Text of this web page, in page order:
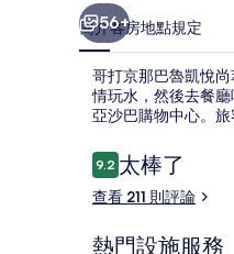
片
集
56+
簡介客房地點規定
哥打京那巴魯凱悅
情玩水，然後去餐
亞沙巴購物中心。旅
評
論
9.29.2 分，滿分 10 分，
太棒了
查看 211 則評論
熱門設施服務